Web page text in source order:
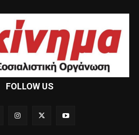
FOLLOW US